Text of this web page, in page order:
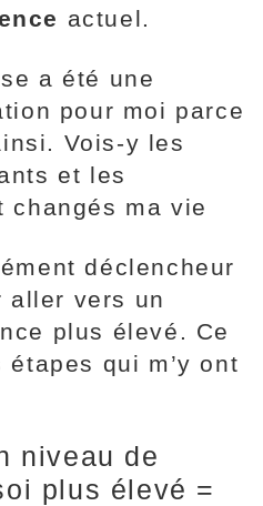
actuel.
a été une
pour moi parce
Vois-y les
et les
changés ma vie
déclencheur
aller vers un
plus élevé. Ce
qui m’y ont
niveau de
plus élevé =